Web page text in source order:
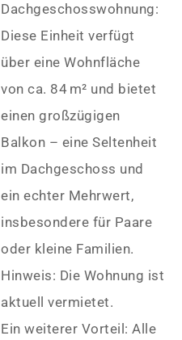
Dachgeschosswohnung:
Diese Einheit verfügt
über eine Wohnfläche
von ca. 84 m² und bietet
einen großzügigen
Balkon – eine Seltenheit
im Dachgeschoss und
ein echter Mehrwert,
insbesondere für Paare
oder kleine Familien.
Hinweis: Die Wohnung ist
aktuell vermietet.
Ein weiterer Vorteil: Alle